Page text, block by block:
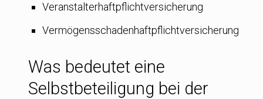
Veranstalterhaftpflicht­versicherung
Vermögensschadenhaftpflichtversicherung
Was bedeutet eine
Selbstbeteiligung bei der